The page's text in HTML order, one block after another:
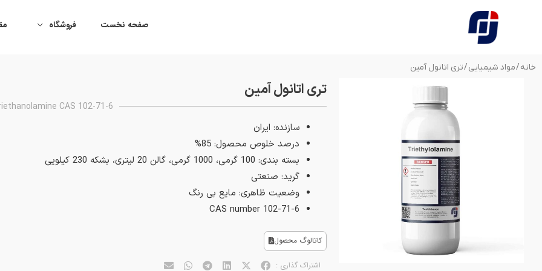
صفحه نخست فروشگاه
خانه/مواد شیمیایی/ تری اتانول آمین
تری اتانول آمین
CAS 102-71-6
سازنده: ایران
درصد خلوص محصول: 85%
بسته بندی: 100 گرمی، 1000 گرمی، گالن 20 لیتری، بشکه 230 کیلویی
گرید: صنعتی
وضعیت ظاهری: مایع بی رنگ
CAS number 102-71-6
کاتالوگ محصول
اشتراک گذاری :